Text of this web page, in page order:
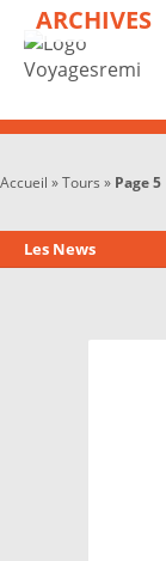
ARCHIVES
Accueil »Tours » Page 5
Les News